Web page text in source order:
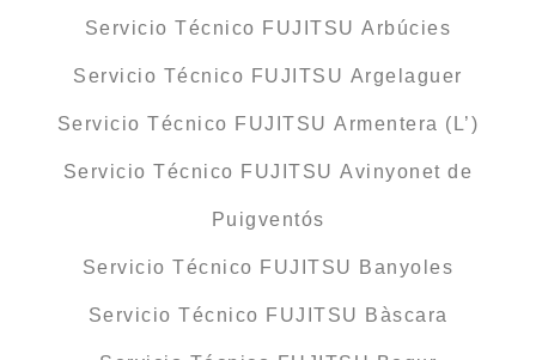
Servicio Técnico FUJITSU Arbúcies
Servicio Técnico FUJITSU Argelaguer
Servicio Técnico FUJITSU Armentera (L’)
Servicio Técnico FUJITSU Avinyonet de
Puigventós
Servicio Técnico FUJITSU Banyoles
Servicio Técnico FUJITSU Bàscara